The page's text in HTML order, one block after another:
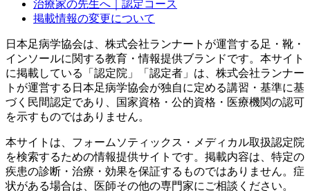
治療家の先生へ｜認定コース
掲載情報の変更について
日本足病学協会は、株式会社ランナートが運営する足・靴・
インソールに関する教育・情報提供ブランドです。本サイト
に掲載している「認定院」「認定者」は、株式会社ランナー
トが運営する日本足病学協会が独自に定める講習・基準に基
づく民間認定であり、国家資格・公的資格・医療機関の認可
を示すものではありません。
本サイトは、フォームソティックス・メディカル取扱認定院
を検索するための情報提供サイトです。掲載内容は、特定の
疾患の診断・治療・効果を保証するものではありません。症
状がある場合は、医師その他の専門家にご相談ください。